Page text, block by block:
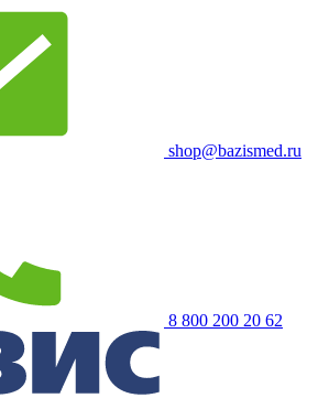
shop@bazismed.ru
8 800 200 20 62